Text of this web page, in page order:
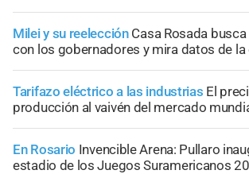
Milei y su reelección Casa Rosada
con los gobernadores y mira datos de
Tarifazo eléctrico a las industrias El
producción al vaivén del mercado
En Rosario Invencible Arena: Pullaro
estadio de los Juegos Suramericanos